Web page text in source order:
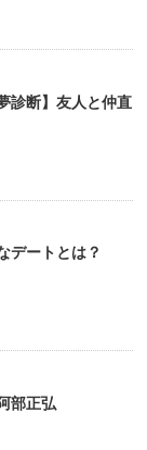
診断】友人と仲直
デートとは？
部正弘